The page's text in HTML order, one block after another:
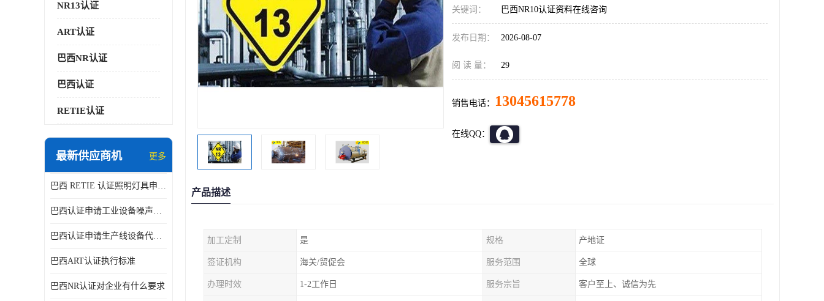
NR13认证
ART认证
巴西NR认证
巴西认证
RETIE认证
最新供应商机 更多
巴西 RETIE 认证照明灯具申请 RETIE 认证
巴西认证申请工业设备噪声控制认证规范
巴西认证申请生产线设备代理机构选择
巴西ART认证执行标准
巴西NR认证对企业有什么要求
关键词： 巴西NR10认证资料在线咨询
发布日期： 2026-08-07
阅 读 量： 29
销售电话： 13045615778
在线QQ：
产品描述
加工定制 是 规格 产地证
签证机构 海关/贸促会 服务范围 全球
办理时效 1-2工作日 服务宗旨 客户至上、诚信为先